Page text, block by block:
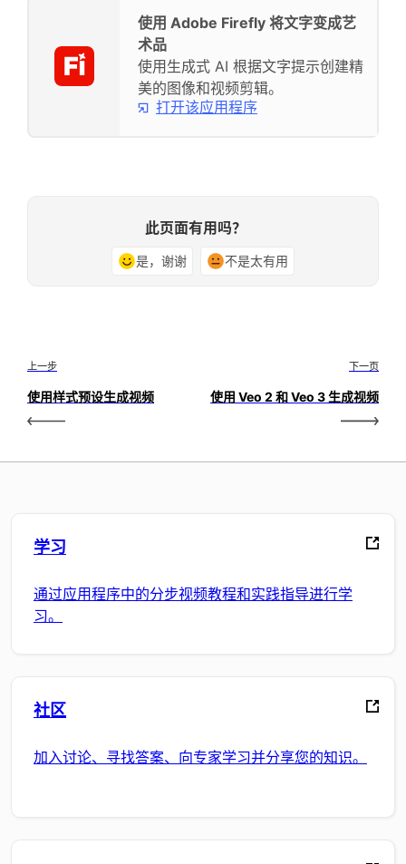
使用 Adobe Firefly 将文字变成艺
术品
使用生成式 AI 根据文字提示创建精
美的图像和视频剪辑。
打开该应用程序
此页面有用吗？
是，谢谢 不是太有用
上一步
使用样式预设生成视频
下一页
使用 Veo 2 和 Veo 3 生成视频
学习
通过应用程序中的分步视频教程和实践指导进行学
习。
社区
加入讨论、寻找答案、向专家学习并分享您的知识。